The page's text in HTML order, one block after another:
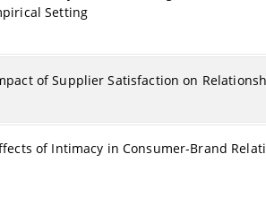
Setting
of Supplier Satisfaction on
of Intimacy in Consumer-Brand